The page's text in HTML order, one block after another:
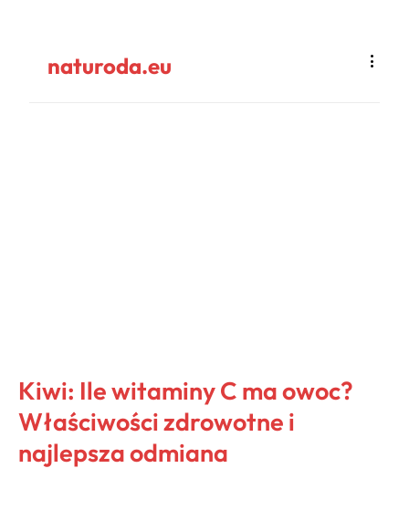
naturoda.eu
Kiwi: Ile witaminy C ma owoc?
Właściwości zdrowotne i
najlepsza odmiana